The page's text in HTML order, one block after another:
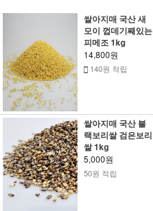
쌀아지매 국산 새
모이 껍데기째있는
피메조 1kg
14,800원
140원 적립
쌀아지매 국산 블
랙보리쌀 검은보리
쌀 1kg
5,000원
50원 적립